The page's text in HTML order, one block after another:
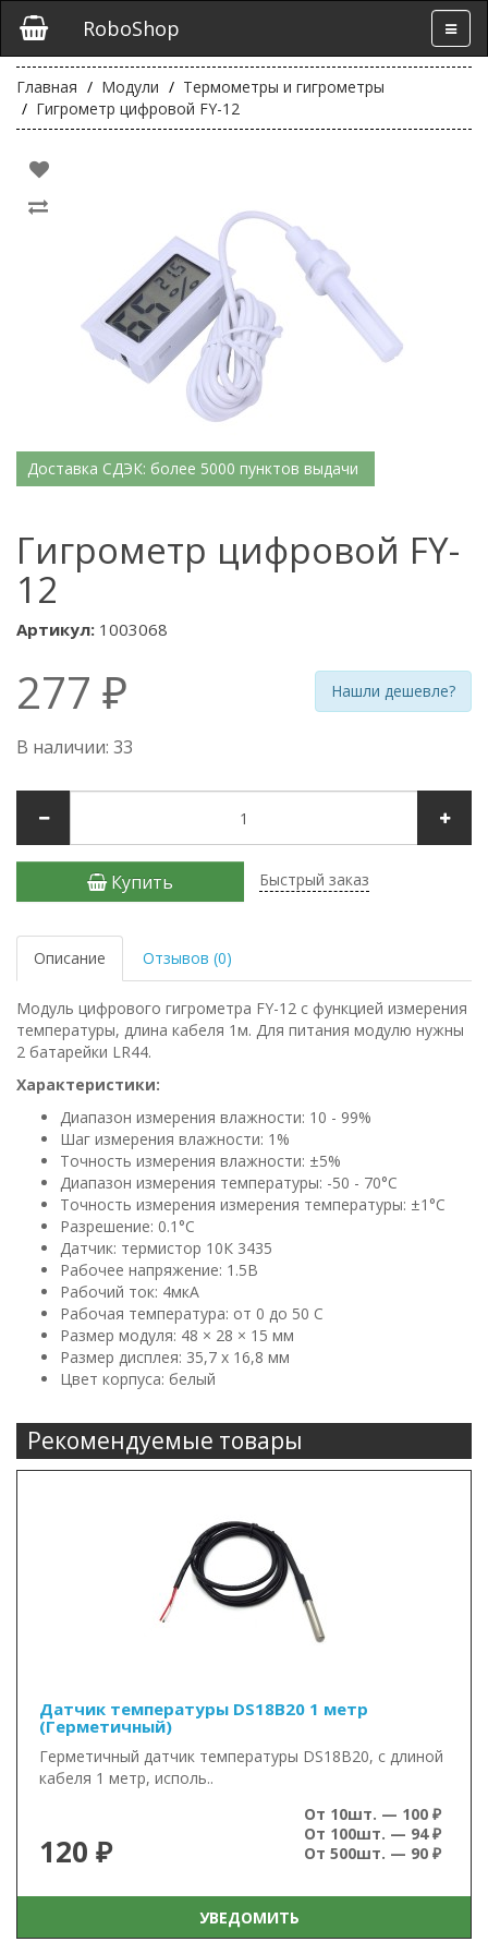
RoboShop
Главная Модули
Термометры и гигрометры
Гигрометр цифровой FY-12
Доставка СДЭК: более 5000 пунктов выдачи
Гигрометр цифровой FY-
12
Артикул: 1003068
277 ₽ Нашли дешевле?
В наличии: 33
Купить Быстрый заказ
Описание Отзывов (0)
Модуль цифрового гигрометра FY-12 с функцией измерения
температуры, длина кабеля 1м. Для питания модулю нужны
2 батарейки LR44.
Характеристики:
Диапазон измерения влажности: 10 - 99%
Шаг измерения влажности: 1%
Точность измерения влажности: ±5%
Диапазон измерения температуры: -50 - 70°С
Точность измерения измерения температуры: ±1°С
Разрешение: 0.1°С
Датчик: термистор 10К 3435
Рабочее напряжение: 1.5В
Рабочий ток: 4мкА
Рабочая температура: от 0 до 50 С
Размер модуля: 48 × 28 × 15 мм
Размер дисплея: 35,7 x 16,8 мм
Цвет корпуса: белый
Рекомендуемые товары
Датчик температуры DS18B20 1 метр
(Герметичный)
Герметичный датчик температуры DS18B20, с длиной
кабеля 1 метр, исполь..
120 ₽
От 10шт. — 100 ₽
От 100шт. — 94 ₽
От 500шт. — 90 ₽
УВЕДОМИТЬ